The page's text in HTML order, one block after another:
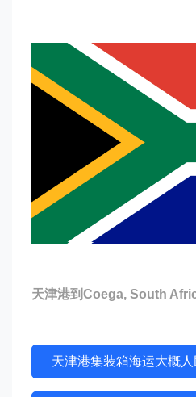
天津港到Coega, South
天津港集装箱海运大概